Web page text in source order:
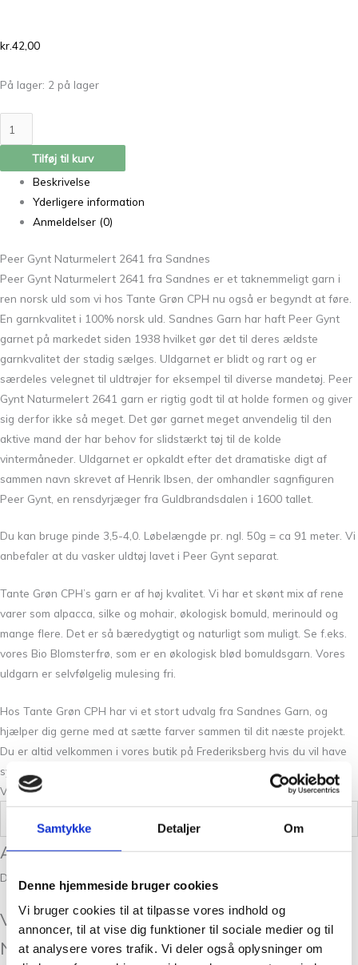
Samtykke Detaljer Om
Denne hjemmeside bruger cookies
Vi bruger cookies til at tilpasse vores indhold og
annoncer, til at vise dig funktioner til sociale medier og til
at analysere vores trafik. Vi deler også oplysninger om
kr.42,00
På lager: 2 på lager
Tilføj til kurv
Beskrivelse
Yderligere information
Anmeldelser (0)
Peer Gynt Naturmelert 2641 fra Sandnes
Peer Gynt Naturmelert 2641 fra Sandnes er et taknemmeligt garn i
ren norsk uld som vi hos Tante Grøn CPH nu også er begyndt at føre.
En garnkvalitet i 100% norsk uld. Sandnes Garn har haft Peer Gynt
garnet på markedet siden 1938 hvilket gør det til deres ældste
garnkvalitet der stadig sælges. Uldgarnet er blidt og rart og er
særdeles velegnet til uldtrøjer for eksempel til diverse mandetøj. Peer
Gynt Naturmelert 2641 garn er rigtig godt til at holde formen og giver
sig derfor ikke så meget. Det gør garnet meget anvendelig til den
aktive mand der har behov for slidstærkt tøj til de kolde
vintermåneder. Uldgarnet er opkaldt efter det dramatiske digt af
sammen navn skrevet af Henrik Ibsen, der omhandler sagnfiguren
Peer Gynt, en rensdyrjæger fra Guldbrandsdalen i 1600 tallet.
Du kan bruge pinde 3,5-4,0. Løbelængde pr. ngl. 50g = ca 91 meter. Vi
anbefaler at du vasker uldtøj lavet i Peer Gynt separat.
Tante Grøn CPH’s garn er af høj kvalitet. Vi har et skønt mix af rene
varer som alpacca, silke og mohair, økologisk bomuld, merinould og
mange flere. Det er så bæredygtigt og naturligt som muligt. Se f.eks.
vores Bio Blomsterfrø, som er en økologisk blød bomuldsgarn. Vores
uldgarn er selvfølgelig mulesing fri.
Hos Tante Grøn CPH har vi et stort udvalg fra Sandnes Garn, og
hjælper dig gerne med at sætte farver sammen til dit næste projekt.
Du er altid velkommen i vores butik på Frederiksberg hvis du vil have
syn for sagen og mærke Peer Gynt – Mørk blå 6364 mellem fingrene.
Vi står klar med et smil og stræber altid efter den bedste betjening.
Anmeldelser
Der er endnu ikke nogle anmeldelser.
Vær den første til at anmelde “Peer Gynt
Naturmelert 2641”